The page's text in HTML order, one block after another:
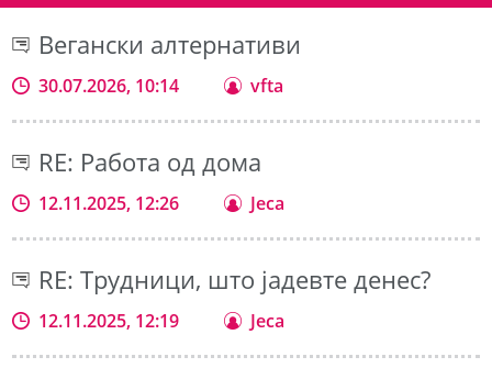
Вегански алтернативи
30.07.2026, 10:14 vfta
RE: Работа од дома
12.11.2025, 12:26 Jeca
RE: Трудници, што јадевте денес?
12.11.2025, 12:19 Jeca